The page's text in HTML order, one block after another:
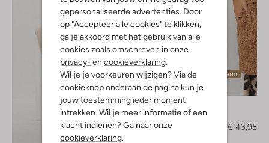
gepersonaliseerde advertenties. Door
op "Accepteer alle cookies" te klikken,
ga je akkoord met het gebruik van alle
cookies zoals omschreven in onze
privacy- en cookieverklaring.
Wil je je voorkeuren wijzigen? Via de
cookieknop onderaan de pagina kun je
jouw toestemming ieder moment
intrekken. Wil je meer informatie of een
klacht indienen? Ga naar onze
cookieverklaring.
Laatste items
-60%
Gilet
€ 43,95